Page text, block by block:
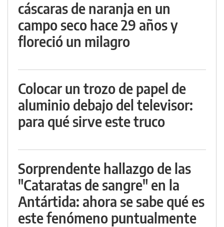
cáscaras de naranja en un
campo seco hace 29 años y
floreció un milagro
Colocar un trozo de papel de
aluminio debajo del televisor:
para qué sirve este truco
Sorprendente hallazgo de las
"Cataratas de sangre" en la
Antártida: ahora se sabe qué es
este fenómeno puntualmente